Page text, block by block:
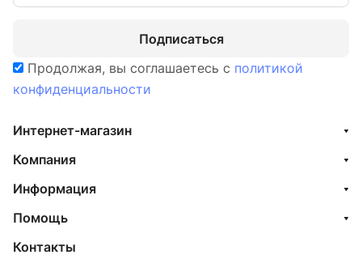
Подписаться
Продолжая, вы соглашаетесь с политикой
конфиденциальности
Интернет-магазин
Компания
Информация
Помощь
Контакты